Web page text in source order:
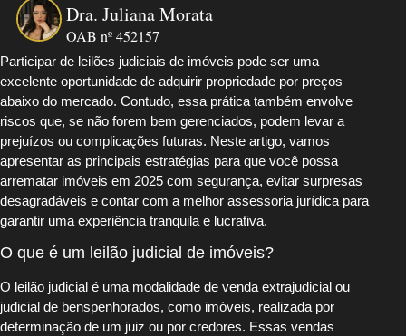
Dra. Juliana Morata
OAB nº 452157
Participar de leilões judiciais de imóveis pode ser uma
excelente oportunidade de adquirir propriedade por preços
abaixo do mercado. Contudo, essa prática também envolve
riscos que, se não forem bem gerenciados, podem levar a
prejuízos ou complicações futuras. Neste artigo, vamos
apresentar as principais estratégias para que você possa
arrematar imóveis em 2025 com segurança, evitar surpresas
desagradáveis e contar com a melhor assessoria jurídica para
garantir uma experiência tranquila e lucrativa.
O que é um leilão judicial de imóveis?
O leilão judicial é uma modalidade de venda extrajudicial ou
judicial de benspenhorados, como imóveis, realizada por
determinação de um juiz ou por credores. Essas vendas